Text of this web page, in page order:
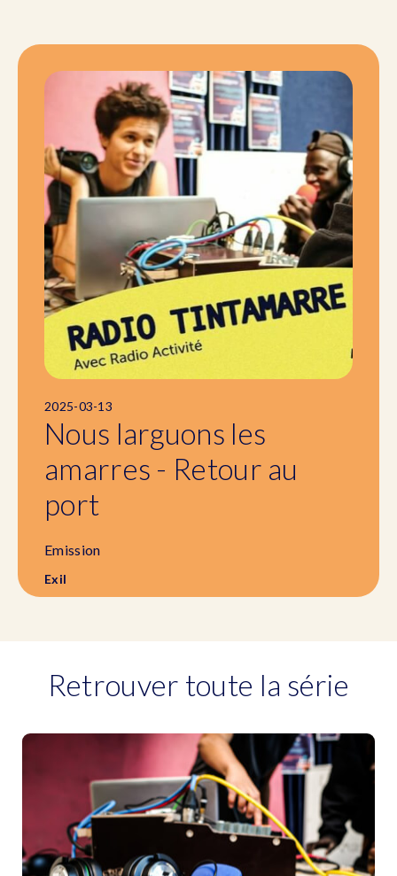
2025-03-13
Nous larguons les
amarres - Retour au
port
Emission
Exil
Retrouver toute la série